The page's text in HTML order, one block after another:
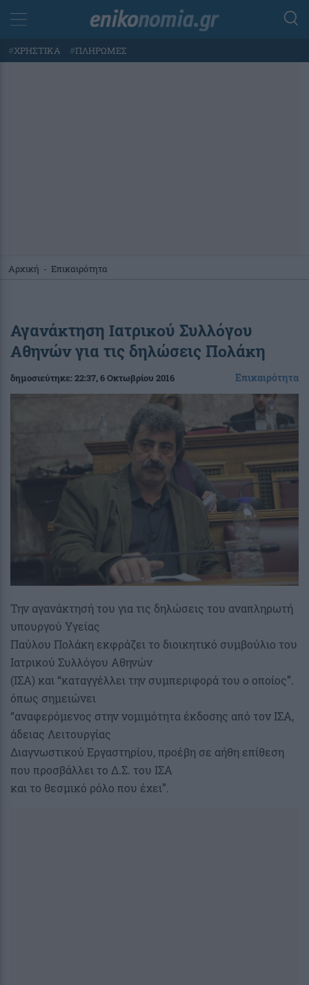
#ΧΡΗΣΤΙΚΑ #ΠΛΗΡΩΜΕΣ
Αρχική - Επικαιρότητα
Αγανάκτηση Ιατρικού Συλλόγου
Αθηνών για τις δηλώσεις Πολάκη
δημοσιεύτηκε:22:37, 6 Οκτωβρίου 2016 Επικαιρότητα
Την αγανάκτησή του για τις δηλώσεις του αναπληρωτή
υπουργού Υγείας
Παύλου Πολάκη εκφράζει το διοικητικό συμβούλιο του
Ιατρικού Συλλόγου Αθηνών
(ΙΣΑ) και “καταγγέλλει την συμπεριφορά του ο οποίος”.
όπως σημειώνει
“αναφερόμενος στην νομιμότητα έκδοσης από τον ΙΣΑ,
άδειας Λειτουργίας
Διαγνωστικού Εργαστηρίου, προέβη σε αήθη επίθεση
που προσβάλλει το Δ.Σ. του ΙΣΑ
και το θεσμικό ρόλο που έχει”.